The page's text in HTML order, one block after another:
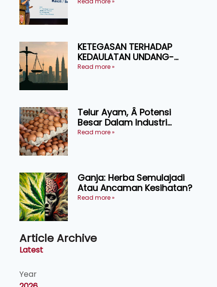
KETEGASAN TERHADAP
KEDAULATAN UNDANG-
UNDANG ASAS KEPADA
Read more »
Telur Ayam, Â Potensi
Besar Dalam Industri
Makanan, Kosmetik dan
Read more »
Ganja: Herba Semulajadi
Atau Ancaman Kesihatan?
Read more »
Article Archive
Latest
Year